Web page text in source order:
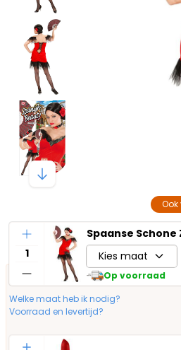
Aantal
Spaanse Schone
Kies maat
Op voorraad
Welke maat heb ik nodig?
Voorraad en levertijd?
Aantal